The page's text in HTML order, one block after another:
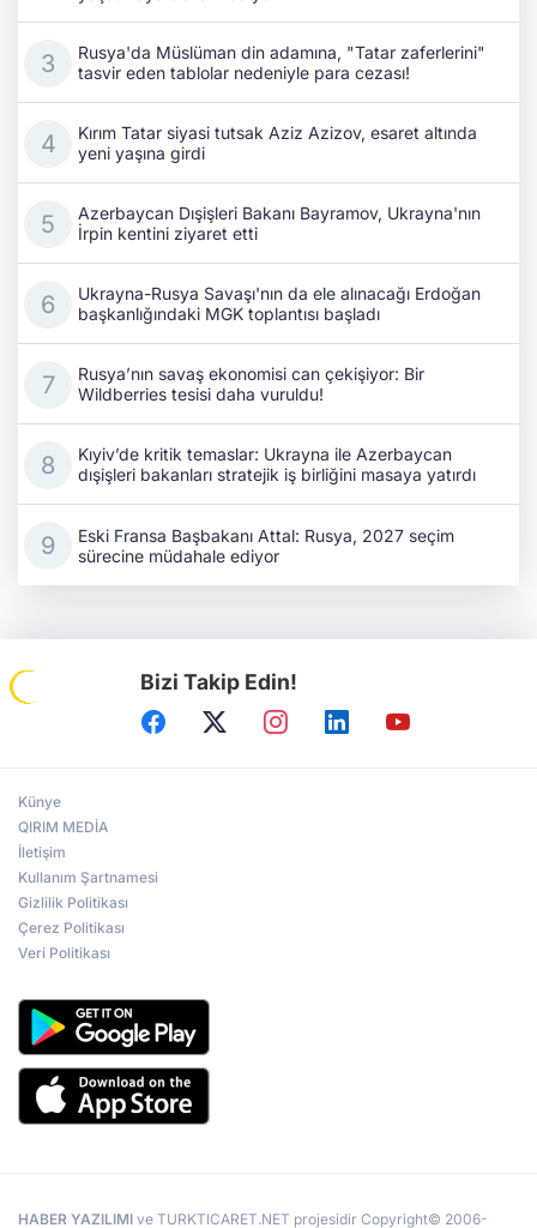
Rusya'da Müslüman din adamına, "Tatar zaferlerini"
tasvir eden tablolar nedeniyle para cezası!
Kırım Tatar siyasi tutsak Aziz Azizov, esaret altında
yeni yaşına girdi
Azerbaycan Dışişleri Bakanı Bayramov, Ukrayna'nın
İrpin kentini ziyaret etti
Ukrayna-Rusya Savaşı'nın da ele alınacağı Erdoğan
başkanlığındaki MGK toplantısı başladı
Rusya’nın savaş ekonomisi can çekişiyor: Bir
Wildberries tesisi daha vuruldu!
Kıyiv’de kritik temaslar: Ukrayna ile Azerbaycan
dışişleri bakanları stratejik iş birliğini masaya yatırdı
Eski Fransa Başbakanı Attal: Rusya, 2027 seçim
sürecine müdahale ediyor
Bizi Takip Edin!
Künye
QIRIM MEDİA
İletişim
Kullanım Şartnamesi
Gizlilik Politikası
Çerez Politikası
Veri Politikası
HABER YAZILIMI ve TURKTICARET.NET projesidir Copyright© 2006-